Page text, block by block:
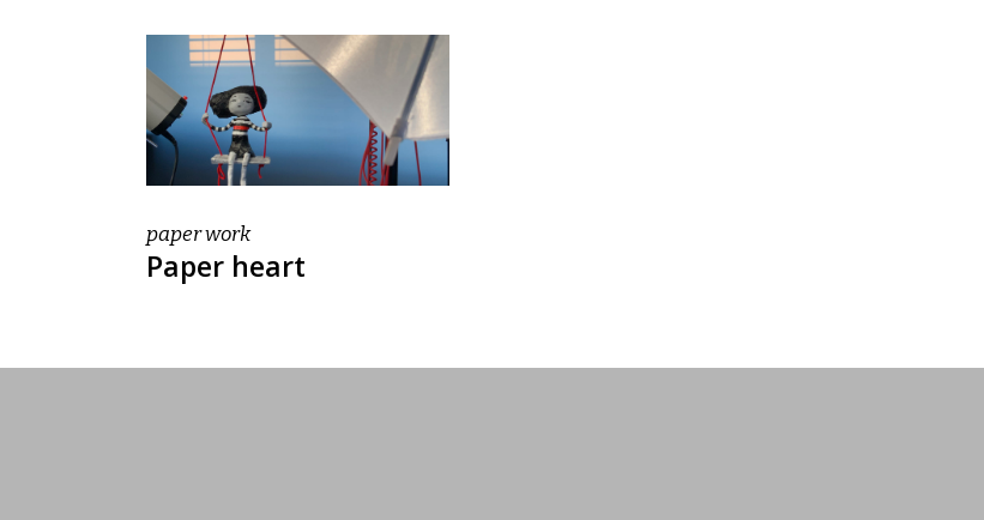
paper work
Paper heart